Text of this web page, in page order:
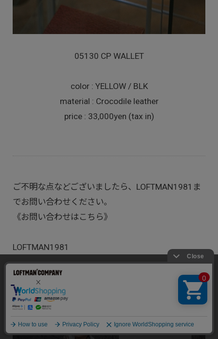
05130 CP WALLET
color : YELLOW / BLK
material : Crocodile leather
price : 33,000yen (tax in)
ご不明な点などございましたら、LOFTMAN1981ま
でお問い合わせください。
《お問い合わせはこちら》
LOFTMAN1981
tel:075-254-5678
お問い合わせフォーム
address : 〒604-8045 京都府京都市中京区寺町通錦
小路上ル ウィズユービル1F
当サイトでは利用体験の向上およびコンテンツの最適な提供、ト
ラフィックの分析を目的としてCookieを使用しています。
サイトの閲覧を継続された場合、Cookieの利用に同意したことも
のといたします。
詳細については
承諾する